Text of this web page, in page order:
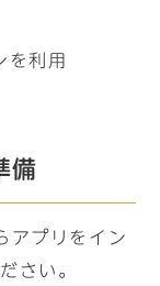
を利用
備
アプリをイン
さい。